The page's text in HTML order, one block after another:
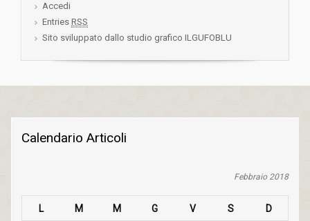
Accedi
Entries RSS
Sito sviluppato dallo studio grafico ILGUFOBLU
Calendario Articoli
Febbraio 2018
L M M G V S D